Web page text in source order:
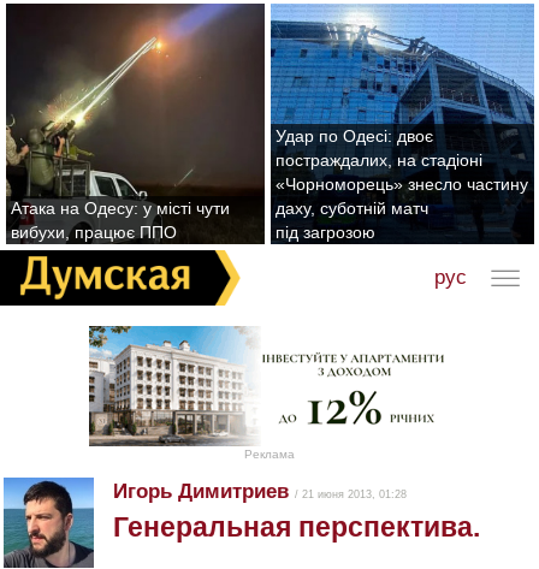
Атака на Одесу: у місті чути
вибухи, працює ППО
Удар по Одесі: двоє
постраждалих, на стадіоні
«Чорноморець» знесло частину
даху, суботній матч
під загрозою
рус
Реклама
Игорь Димитриев / 21 июня 2013, 01:28
Генеральная перспектива.